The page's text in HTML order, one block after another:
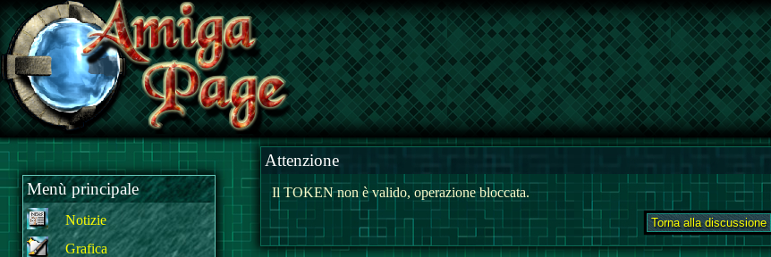
Menù principale
Notizie
Grafica
Attenzione
Il TOKEN non è valido, operazione bloccata.